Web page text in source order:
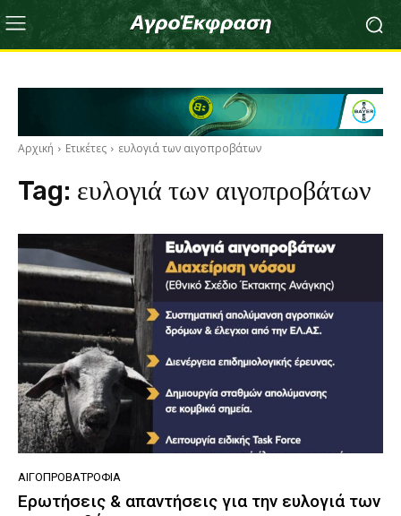
Αρχική Ετικέτες ευλογιά των αιγοπροβάτων
Tag: ευλογιά των αιγοπροβάτων
ΑΙΓΟΠΡΟΒΑΤΡΟΦΊΑ
Ερωτήσεις & απαντήσεις για την ευλογιά των